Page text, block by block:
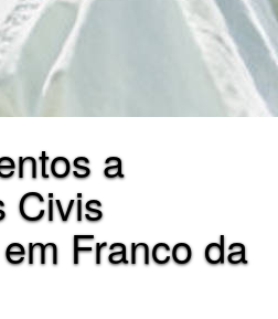
a
Civis
Franco da